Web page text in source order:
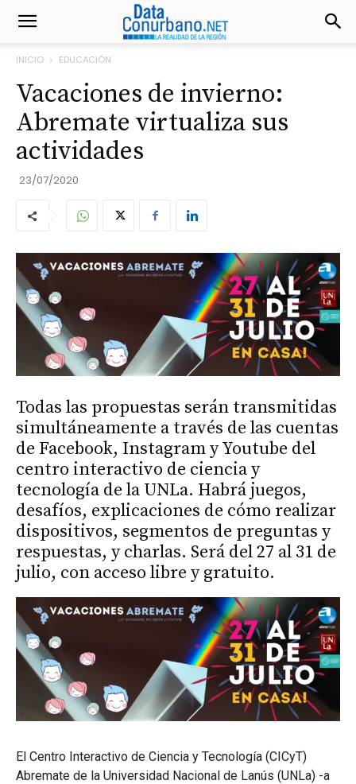
INICIO EDUCACIÓN
Vacaciones de invierno:
Abremate virtualiza sus
actividades
23/07/2020
Todas las propuestas serán transmitidas
simultáneamente a través de las cuentas
de Facebook, Instagram y Youtube del
centro interactivo de ciencia y
tecnología de la UNLa. Habrá juegos,
desafíos, explicaciones de cómo realizar
dispositivos, segmentos de preguntas y
respuestas, y charlas. Será del 27 al 31 de
julio, con acceso libre y gratuito.
El Centro Interactivo de Ciencia y Tecnología (CICyT)
Abremate de la Universidad Nacional de Lanús (UNLa) -a